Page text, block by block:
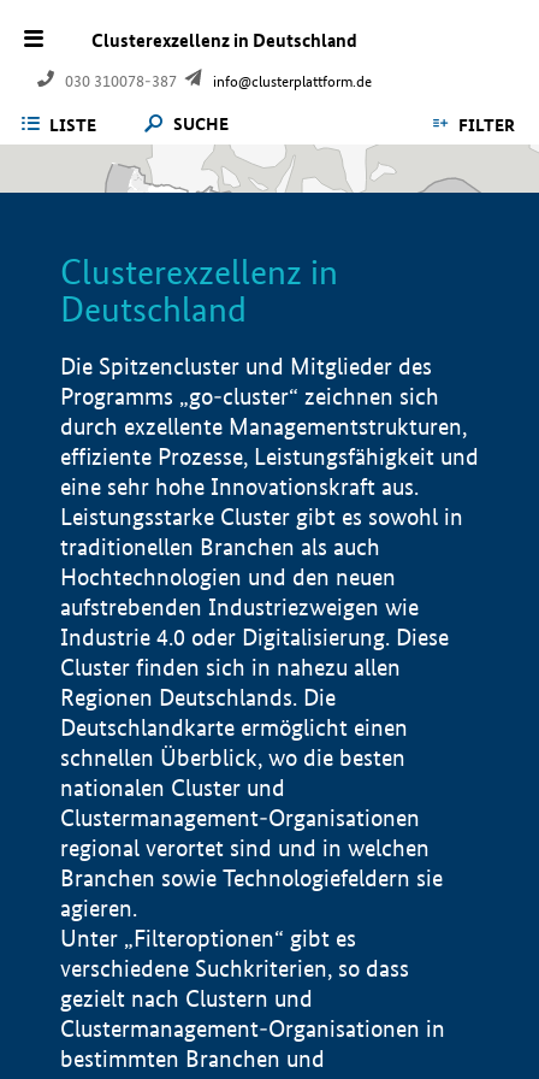
Clusterexzellenz in Deutschland
030 310078-387 info@clusterplattform.de
LISTE SUCHE FILTER
Clusterexzellenz in
Deutschland
Die Spitzencluster und Mitglieder des
Programms „go-cluster“ zeichnen sich
durch exzellente Managementstrukturen,
effiziente Prozesse, Leistungsfähigkeit und
eine sehr hohe Innovationskraft aus.
Leistungsstarke Cluster gibt es sowohl in
traditionellen Branchen als auch
Hochtechnologien und den neuen
aufstrebenden Industriezweigen wie
Industrie 4.0 oder Digitalisierung. Diese
Cluster finden sich in nahezu allen
Regionen Deutschlands. Die
Deutschlandkarte ermöglicht einen
schnellen Überblick, wo die besten
nationalen Cluster und
Clustermanagement-Organisationen
regional verortet sind und in welchen
Branchen sowie Technologiefeldern sie
agieren.
Unter „Filteroptionen“ gibt es
verschiedene Suchkriterien, so dass
gezielt nach Clustern und
Clustermanagement-Organisationen in
bestimmten Branchen und
Impressum
Datenschutzerklärung
BMWE, 2026 ©
100 km © Geobasis-DE / BKG 2015